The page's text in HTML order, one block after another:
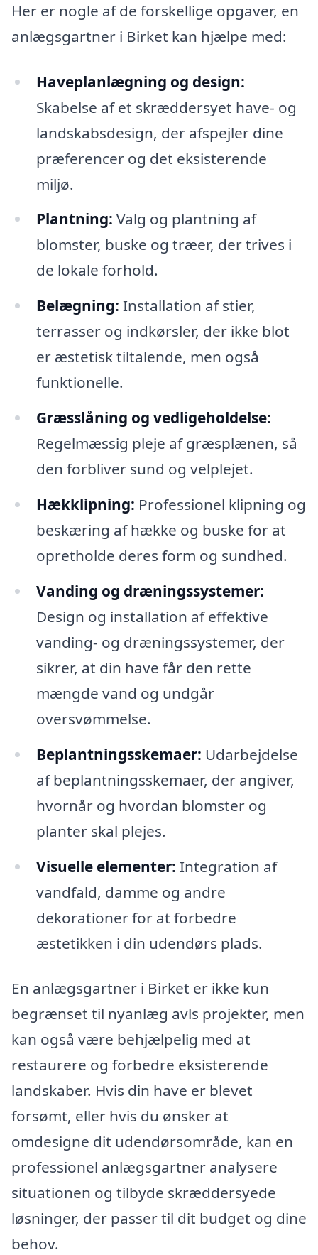
Her er nogle af de forskellige opgaver, en
anlægsgartner i Birket kan hjælpe med:
Haveplanlægning og design:
Skabelse af et skræddersyet have- og
landskabsdesign, der afspejler dine
præferencer og det eksisterende
miljø.
Plantning: Valg og plantning af
blomster, buske og træer, der trives i
de lokale forhold.
Belægning: Installation af stier,
terrasser og indkørsler, der ikke blot
er æstetisk tiltalende, men også
funktionelle.
Græsslåning og vedligeholdelse:
Regelmæssig pleje af græsplænen, så
den forbliver sund og velplejet.
Hækklipning: Professionel klipning og
beskæring af hække og buske for at
opretholde deres form og sundhed.
Vanding og dræningssystemer:
Design og installation af effektive
vanding- og dræningssystemer, der
sikrer, at din have får den rette
mængde vand og undgår
oversvømmelse.
Beplantningsskemaer: Udarbejdelse
af beplantningsskemaer, der angiver,
hvornår og hvordan blomster og
planter skal plejes.
Visuelle elementer: Integration af
vandfald, damme og andre
dekorationer for at forbedre
æstetikken i din udendørs plads.
En anlægsgartner i Birket er ikke kun
begrænset til nyanlæg avls projekter, men
kan også være behjælpelig med at
restaurere og forbedre eksisterende
landskaber. Hvis din have er blevet
forsømt, eller hvis du ønsker at
omdesigne dit udendørsområde, kan en
professionel anlægsgartner analysere
situationen og tilbyde skræddersyede
løsninger, der passer til dit budget og dine
behov.